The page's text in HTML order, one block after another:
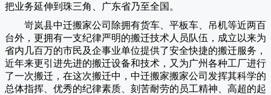
把业务延伸到珠三角、广东省乃至全国。
岢岚县中迁搬家公司除拥有货车、平板车、吊机等近两百
台外，更拥有一支纪律严明的搬迁技术人员队伍，成立以来为
省内几百万的市民及企事业单位提供了安全快捷的搬迁服务，
近年来更引进先进的搬迁设备和技术，又为广州各种工厂进行
了一次搬迁，在这次搬迁中， 中迁搬家搬家公司发挥其科学的
总体指挥、优秀的纪律素质、刻苦耐劳的员工精神、高超的起